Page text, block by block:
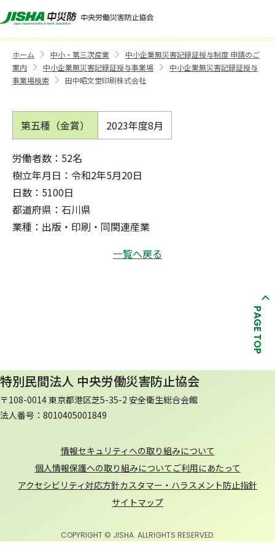
田中昭文堂印刷株式会社
ホーム >中小・第三次産業 >中小企業無災害記録証授与制度 申請のご
案内
>中小企業無災害記録証授与事業場 >中小企業無災害記録証授与
事業場検索
>田中昭文堂印刷株式会社
第五種（金賞） 2023年度8月
労働者数：52名
樹立年月日：令和2年5月20日
日数：5100日
都道府県：石川県
業種：出版・印刷・同関連産業
一覧へ戻る
PAGE TOP
特別民間法人 中央労働災害防止協会
〒108-0014 東京都港区芝5-35-2 安全衛生総合会館
法人番号：8010405001849
情報セキュリティへの取り組みについて
個人情報保護への取り組みについて ご利用にあたって
アクセシビリティ対応方針カスタマー・ハラスメント防止指針
サイトマップ
COPYRIGHT © JISHA. ALLRIGHTS RESERVED.